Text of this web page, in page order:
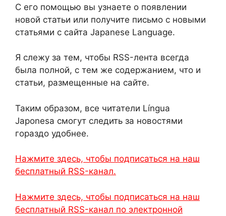
С его помощью вы узнаете о появлении
новой статьи или получите письмо с новыми
статьями с сайта Japanese Language.
Я слежу за тем, чтобы RSS-лента всегда
была полной, с тем же содержанием, что и
статьи, размещенные на сайте.
Таким образом, все читатели Língua
Japonesa смогут следить за новостями
гораздо удобнее.
Нажмите здесь, чтобы подписаться на наш
бесплатный RSS-канал.
Нажмите здесь, чтобы подписаться на наш
бесплатный RSS-канал по электронной